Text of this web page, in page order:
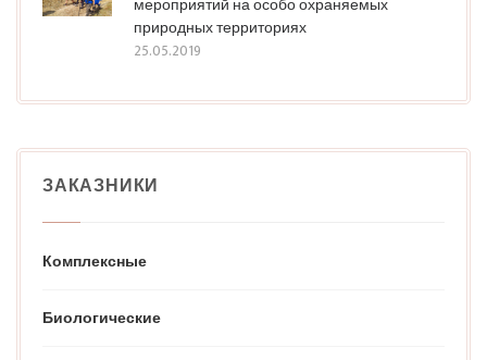
природных территориях
25.05.2019
ЗАКАЗНИКИ
Комплексные
Биологические